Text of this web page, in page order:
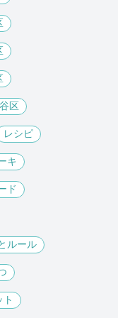
区
レシピ
キ
ド
ルール
ト